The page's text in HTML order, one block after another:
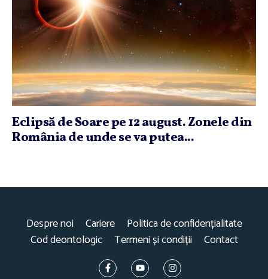
Eclipsă de Soare pe 12 august. Zonele din
România de unde se va putea...
Despre noi Cariere
Politica de confidențialitate
Cod deontologic
Termeni și condiții Contact